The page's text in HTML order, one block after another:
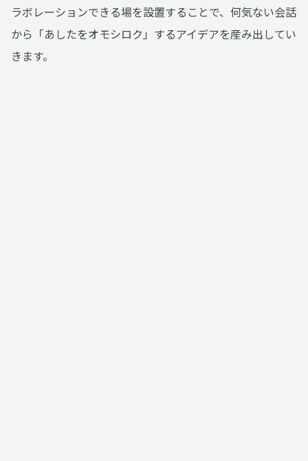
ラボレーションできる場を設置することで、何気ない会話
から「あしたをオモシロク」するアイデアを産み出してい
きます。